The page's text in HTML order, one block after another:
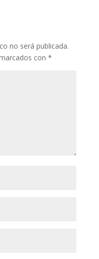
no será publicada.
con *